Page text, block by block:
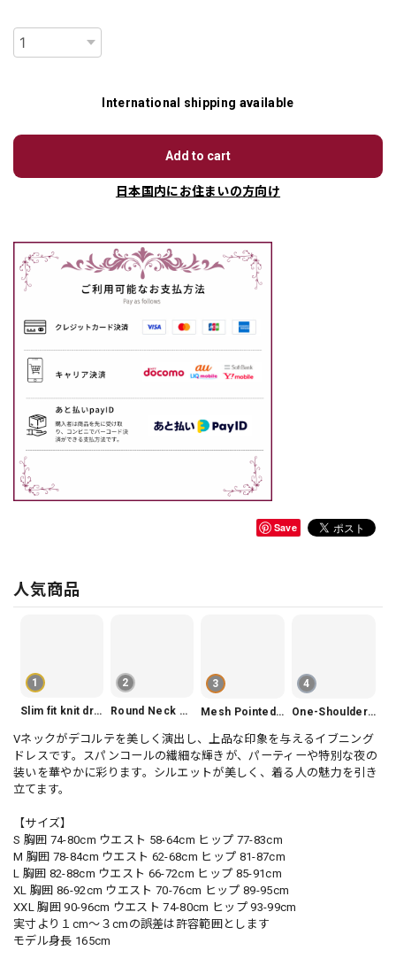
International shipping available
Add to cart
日本国内にお住まいの方向け
Save
人気商品
1
Slim fit knit dress(3color) V1330
2
Round Neck Tiered Sleeveless Dress V2290
3
Mesh Pointed Toe Pumps V165
4
One-Shoulder Slim-Fit Flattering Mermaid Skirt Dress V2295
Vネックがデコルテを美しく演出し、上品な印象を与えるイブニング
ドレスです。スパンコールの繊細な輝きが、パーティーや特別な夜の
装いを華やかに彩ります。シルエットが美しく、着る人の魅力を引き
立てます。
【サイズ】
S 胸囲 74-80cm ウエスト 58-64cm ヒップ 77-83cm
M 胸囲 78-84cm ウエスト 62-68cm ヒップ 81-87cm
L 胸囲 82-88cm ウエスト 66-72cm ヒップ 85-91cm
XL 胸囲 86-92cm ウエスト 70-76cm ヒップ 89-95cm
XXL 胸囲 90-96cm ウエスト 74-80cm ヒップ 93-99cm
実寸より１cm〜３cmの誤差は許容範囲とします
モデル身長 165cm